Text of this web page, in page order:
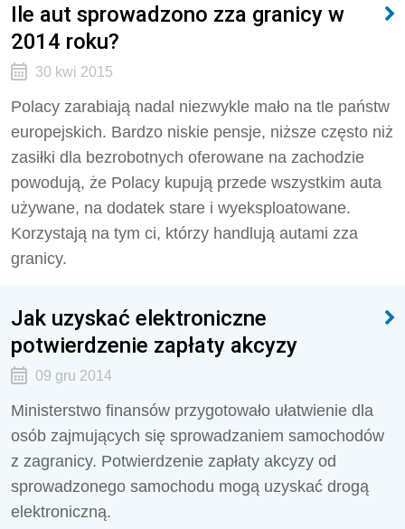
Ile aut sprowadzono zza granicy w
2014 roku?
30 kwi 2015
Polacy zarabiają nadal niezwykle mało na tle państw
europejskich. Bardzo niskie pensje, niższe często niż
zasiłki dla bezrobotnych oferowane na zachodzie
powodują, że Polacy kupują przede wszystkim auta
używane, na dodatek stare i wyeksploatowane.
Korzystają na tym ci, którzy handlują autami zza
granicy.
Jak uzyskać elektroniczne
potwierdzenie zapłaty akcyzy
09 gru 2014
Ministerstwo finansów przygotowało ułatwienie dla
osób zajmujących się sprowadzaniem samochodów
z zagranicy. Potwierdzenie zapłaty akcyzy od
sprowadzonego samochodu mogą uzyskać drogą
elektroniczną.